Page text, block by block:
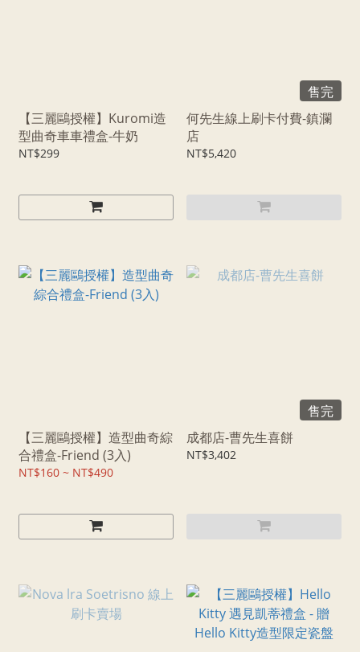
【三麗鷗授權】Kuromi造
型曲奇車車禮盒-牛奶
NT$299
售完
何先生線上刷卡付費-鎮瀾
店
NT$5,420
【三麗鷗授權】造型曲奇綜
合禮盒-Friend (3入)
NT$160 ~ NT$490
售完
成都店-曹先生喜餅
NT$3,402